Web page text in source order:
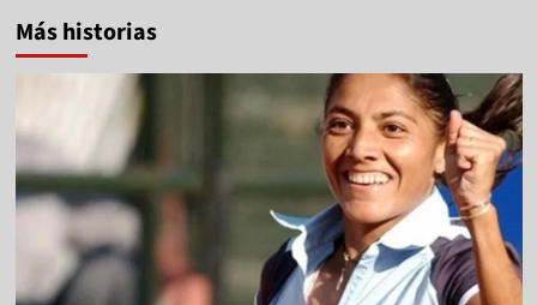
Más historias